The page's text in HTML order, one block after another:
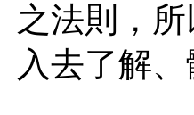
之法則，
入去了解、